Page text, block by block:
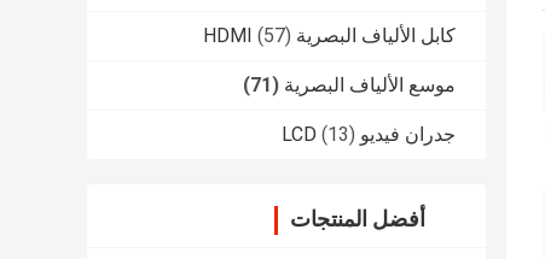
كابل الألياف البصرية HDMI (57)
موسع الألياف البصرية (71)
جدران فيديو LCD (13)
أفضل المنتجات